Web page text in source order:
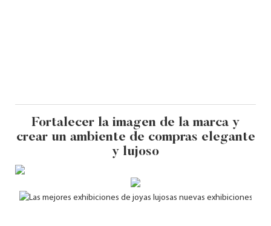
Fortalecer la imagen de la marca y
crear un ambiente de compras elegante
y lujoso